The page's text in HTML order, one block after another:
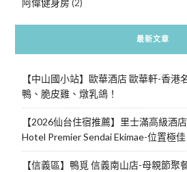
阿偉健身房(2)
最新文章
【中山國小站】歐華酒店 歐華軒-香港
鴨、脆皮雞、燉乳鴿！
【2026仙台住宿推薦】里士滿高級酒
Hotel Premier Sendai Ekimae-位置極
【信義區】鴨覓 信義南山店-母親節聚